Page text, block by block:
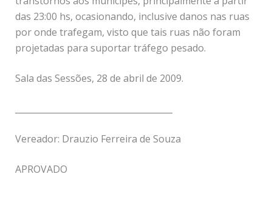
das 23:00 hs, ocasionando, inclusive danos nas ruas
por onde trafegam, visto que tais ruas não foram
projetadas para suportar tráfego pesado.
Sala das Sessões, 28 de abril de 2009.
Vereador: Drauzio Ferreira de Souza
APROVADO